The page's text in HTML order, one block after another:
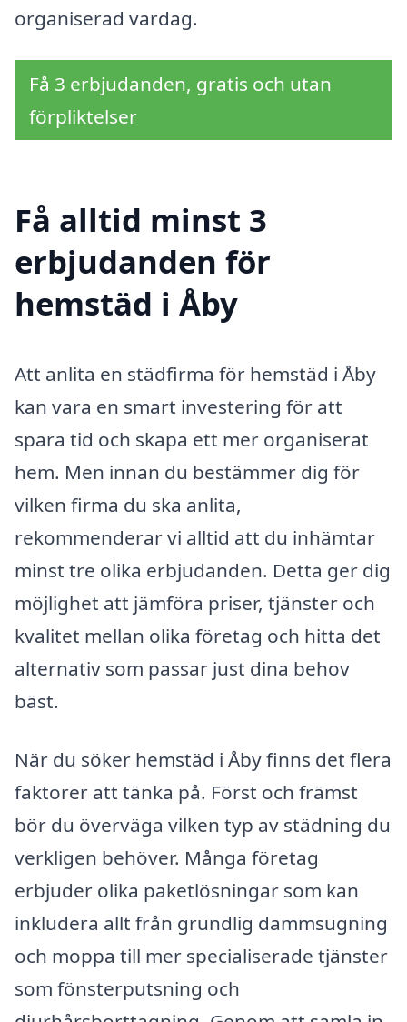
organiserad vardag.
Få 3 erbjudanden, gratis och utan
förpliktelser
Få alltid minst 3
erbjudanden för
hemstäd i Åby
Att anlita en städfirma för hemstäd i Åby
kan vara en smart investering för att
spara tid och skapa ett mer organiserat
hem. Men innan du bestämmer dig för
vilken firma du ska anlita,
rekommenderar vi alltid att du inhämtar
minst tre olika erbjudanden. Detta ger dig
möjlighet att jämföra priser, tjänster och
kvalitet mellan olika företag och hitta det
alternativ som passar just dina behov
bäst.
När du söker hemstäd i Åby finns det flera
faktorer att tänka på. Först och främst
bör du överväga vilken typ av städning du
verkligen behöver. Många företag
erbjuder olika paketlösningar som kan
inkludera allt från grundlig dammsugning
och moppa till mer specialiserade tjänster
som fönsterputsning och